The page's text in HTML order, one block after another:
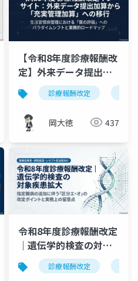
医療dx 電子的診療情報
【令和8年度診療報酬改
定】外来データ提出加
算から「充実管理加
算」へ｜質の評価への
転換と実務ロードマッ
プ
診療報酬改定
岡大徳 437
令和8年度改定 透析医療
令和8年度診療報酬改定
｜遺伝学的検査の対象
疾患拡大をスライドで
解説
診療報酬改定